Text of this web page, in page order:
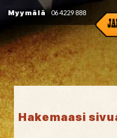
Myymälä 06 4229 888
Hakemaasi